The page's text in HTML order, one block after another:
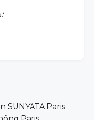
SUNYATA Paris